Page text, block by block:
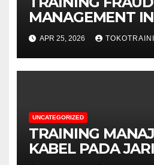
MANAGEMENT IN
BUSINESS
APR 25, 2026
UNCATEGORIZED
TRAINING
KABEL PADA